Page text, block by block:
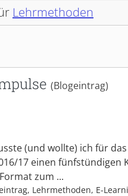
Lehrmethoden
nach:
(Blogeintrag)
(und wollte) ich für das
17 einen fünfstündigen
zum ...
Lehrmethoden, E-